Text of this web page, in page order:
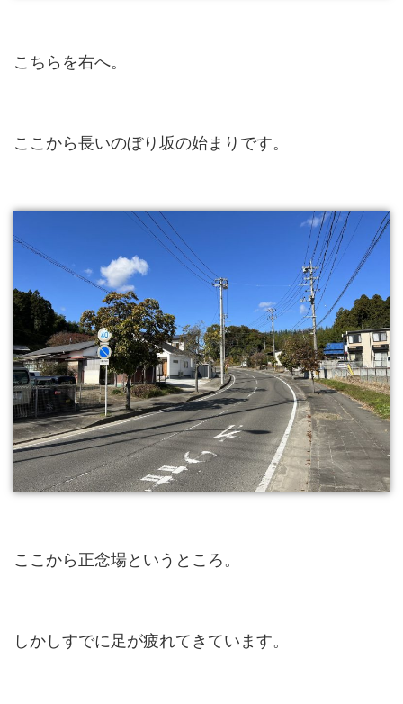
こちらを右へ。
ここから長いのぼり坂の始まりです。
ここから正念場というところ。
しかしすでに足が疲れてきています。